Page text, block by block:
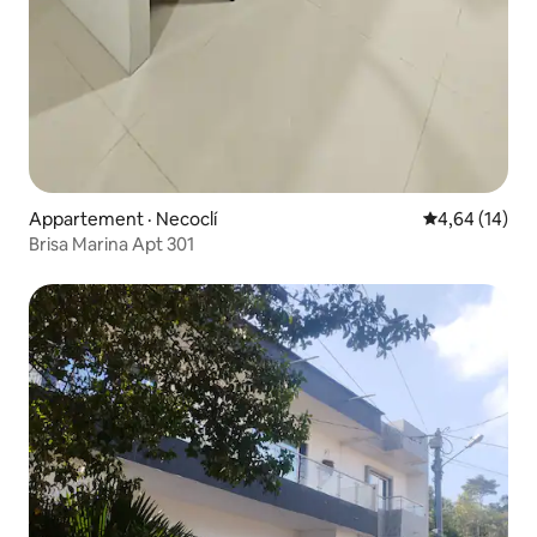
Appartement · Necoclí Note
4,64 (14)
Brisa Marina Apt 301